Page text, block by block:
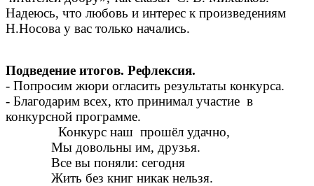
Надеюсь, что любовь и интерес к произведениям
Н.Носова у вас только начались.
Подведение итогов. Рефлексия.
- Попросим жюри огласить результаты конкурса.
- Благодарим всех, кто принимал участие в
конкурсной программе.
Конкурс наш прошёл удачно,
Мы довольны им, друзья.
Все вы поняли: сегодня
Жить без книг никак нельзя.